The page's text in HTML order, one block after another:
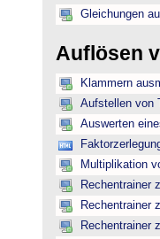
Gleichungen
Auflösen
Klammern
Aufstellen von
Auswerten
Multiplikation
Rechentrainer
Rechentrainer
Rechentrainer